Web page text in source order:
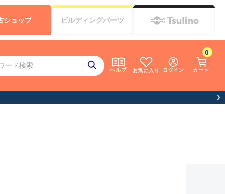
ヘルプ お気に入り ログイン カート
0
ショップ ビルディングパーツ